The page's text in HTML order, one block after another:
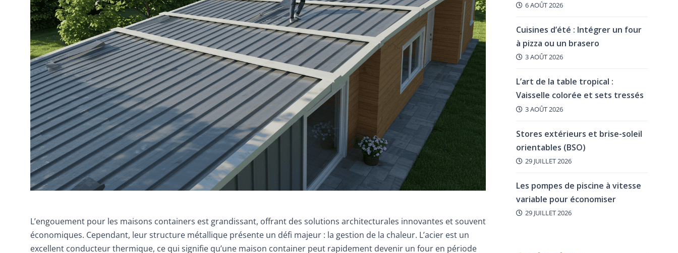
L’engouement pour les maisons containers est grandissant, offrant des solutions architecturales innovantes et souvent
économiques. Cependant, leur structure métallique présente un défi majeur : la gestion de la chaleur. L’acier est un
excellent conducteur thermique, ce qui signifie qu’une maison container peut rapidement devenir un four en période
6 AOÛT 2026
Cuisines d’été : Intégrer un four
à pizza ou un brasero
3 AOÛT 2026
L’art de la table tropical :
Vaisselle colorée et sets tressés
3 AOÛT 2026
Stores extérieurs et brise-soleil
orientables (BSO)
29 JUILLET 2026
Les pompes de piscine à vitesse
variable pour économiser
29 JUILLET 2026